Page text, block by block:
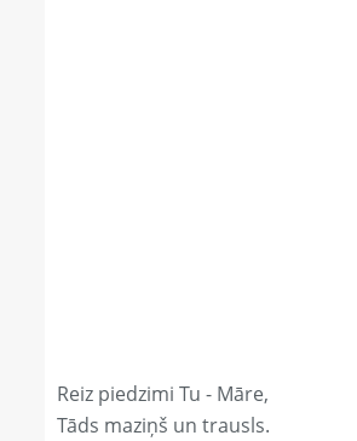
Reiz piedzimi Tu - Māre,
Tāds maziņš un trausls.